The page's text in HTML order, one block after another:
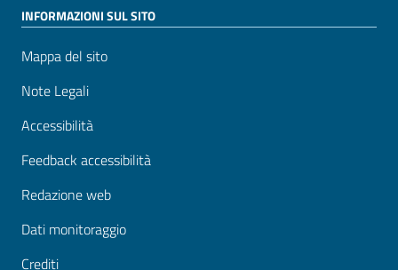
INFORMAZIONI SUL SITO
Mappa del sito
Note Legali
Accessibilità
Feedback accessibilità
Redazione web
Dati monitoraggio
Crediti